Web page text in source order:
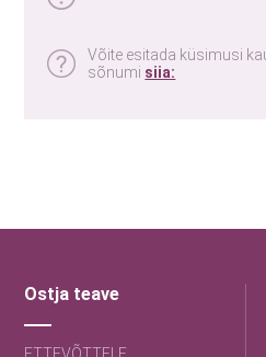
Võite esitada küsimusi
sõnumi siia:
Ostja teave